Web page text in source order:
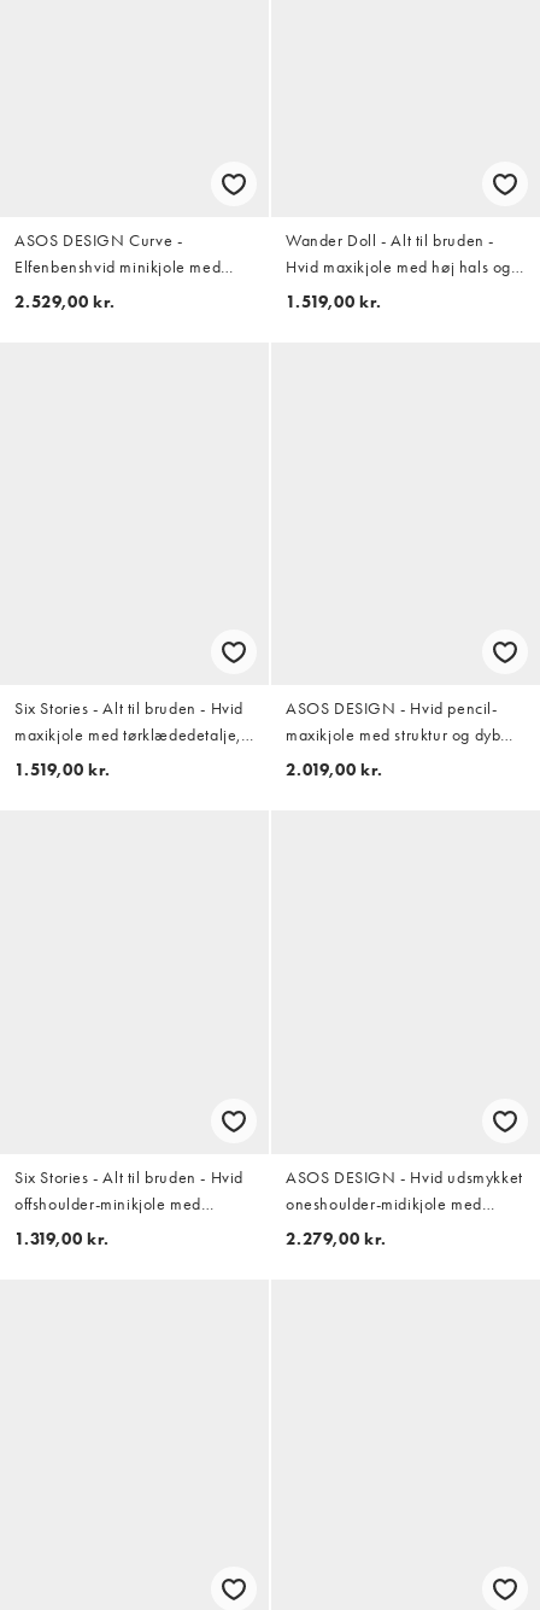
ASOS DESIGN Curve -
Elfenbenshvid minikjole med
gennemgående
2.529,00 kr.
Wander Doll - Alt til bruden -
Hvid maxikjole med høj hals og
korte ærmer samt udskæring med
1.519,00 kr.
Six Stories - Alt til bruden - Hvid
maxikjole med tørklædedetalje,
sænket talje med plisseringer og
1.519,00 kr.
ASOS DESIGN - Hvid pencil-
maxikjole med struktur og dyb
rund hals samt fuldt overskørt
2.019,00 kr.
Six Stories - Alt til bruden - Hvid
offshoulder-minikjole med
blondeærmer
1.319,00 kr.
ASOS DESIGN - Hvid udsmykket
oneshoulder-midikjole med
hulmønster og asymmetrisk
2.279,00 kr.